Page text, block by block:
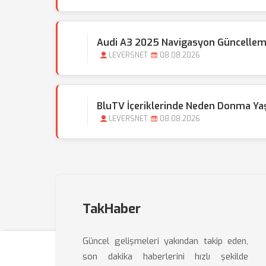
Audi A3 2025 Navigasyon
LEVERSNET 08.08.2026
BluTV İçeriklerinde Neden Donma
LEVERSNET 08.08.2026
TakHaber
Güncel gelişmeleri yakından takip eden,
son dakika haberlerini hızlı şekilde